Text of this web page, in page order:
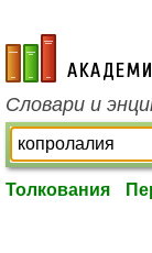
academic.ru
Словари и
Толкования